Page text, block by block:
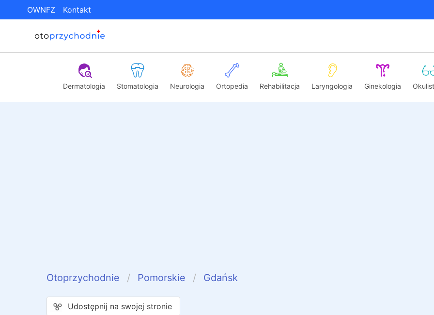
OWNFZ Kontakt
Dermatologia Stomatologia Neurologia Ortopedia Rehabilitacja Laryngologia Ginekologia
Otoprzychodnie Pomorskie Gdańsk
Udostępnij na swojej stronie